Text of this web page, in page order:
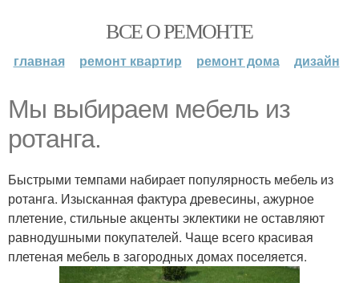
ВСЕ О РЕМОНТЕ
главная ремонт квартир ремонт дома дизайн
Мы выбираем мебель из
ротанга.
Быстрыми темпами набирает популярность мебель из
ротанга. Изысканная фактура древесины, ажурное
плетение, стильные акценты эклектики не оставляют
равнодушными покупателей. Чаще всего красивая
плетеная мебель в загородных домах поселяется.